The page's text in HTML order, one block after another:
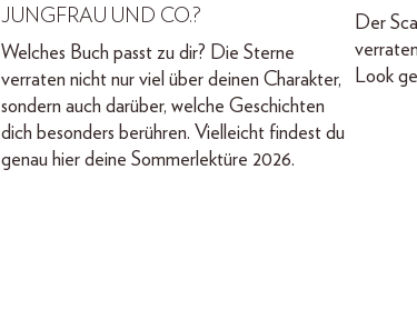
JUNGFRAU UND CO.?
Welches Buch passt zu dir? Die Sterne
verraten nicht nur viel über deinen Charakter,
sondern auch darüber, welche Geschichten
dich besonders berühren. Vielleicht findest du
genau hier deine Sommerlektüre 2026.
Der
Look